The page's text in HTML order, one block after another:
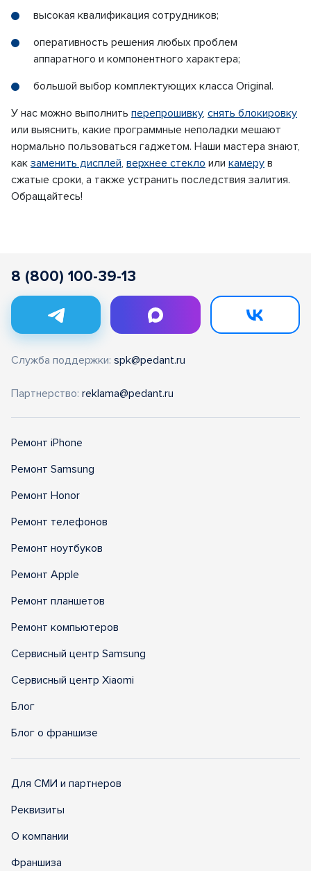
высокая квалификация сотрудников;
оперативность решения любых проблем
аппаратного и компонентного характера;
большой выбор комплектующих класса Original.
У нас можно выполнить перепрошивку, снять блокировку
или выяснить, какие программные неполадки мешают
нормально пользоваться гаджетом. Наши мастера знают,
как заменить дисплей, верхнее стекло или камеру в
сжатые сроки, а также устранить последствия залития.
Обращайтесь!
8 (800) 100-39-13
Служба поддержки: spk@pedant.ru
Партнерство: reklama@pedant.ru
Ремонт iPhone
Ремонт Samsung
Ремонт Honor
Ремонт телефонов
Ремонт ноутбуков
Ремонт Apple
Ремонт планшетов
Ремонт компьютеров
Сервисный центр Samsung
Сервисный центр Xiaomi
Блог
Блог о франшизе
Для СМИ и партнеров
Реквизиты
О компании
Франшиза